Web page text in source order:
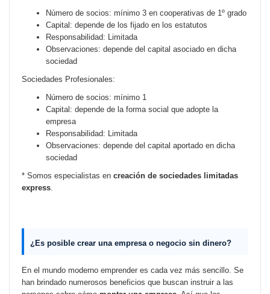
Número de socios: mínimo 3 en cooperativas de 1º grado
Capital: depende de los fijado en los estatutos
Responsabilidad: Limitada
Observaciones: depende del capital asociado en dicha
sociedad
Sociedades Profesionales:
Número de socios: mínimo 1
Capital: depende de la forma social que adopte la
empresa
Responsabilidad: Limitada
Observaciones: depende del capital aportado en dicha
sociedad
* Somos especialistas en creación de sociedades limitadas
express
¿Es posible crear una empresa o negocio sin dinero?
En el mundo moderno emprender es cada vez más sencillo. Se
han brindado numerosos beneficios que buscan instruir a las